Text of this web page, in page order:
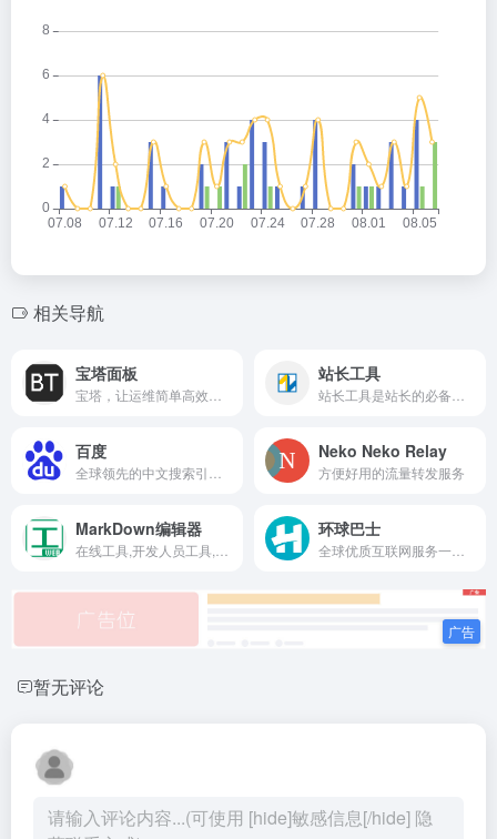
相关导航
宝塔面板 站长工具
百度 Neko Neko Relay
方便好用的流量转发服务
MarkDown编辑器 环球巴士
暂无评论